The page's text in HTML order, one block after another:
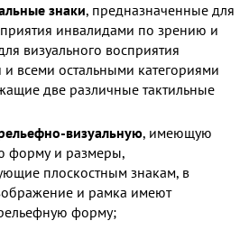
знаки, предназначенные для
инвалидами по зрению и
визуального восприятия
всеми остальными категориями
две различные тактильные
визуальную, имеющую
форму и размеры,
плоскостным знакам, в
и рамка имеют
форму;